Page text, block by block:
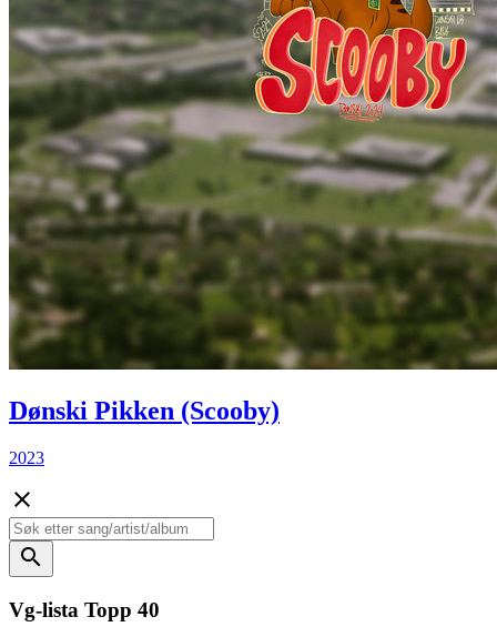
Dønski Pikken (Scooby)
2023
close
search
Vg-lista Topp 40